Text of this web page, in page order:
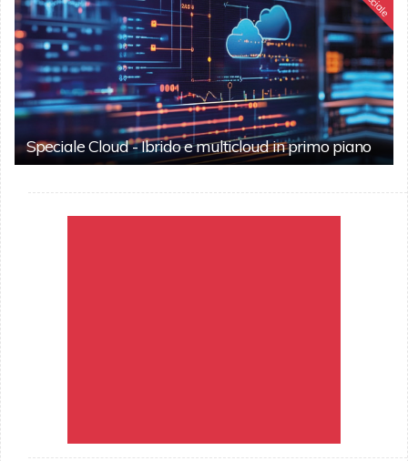
Speciale Cloud - Ibrido e multicloud in primo piano